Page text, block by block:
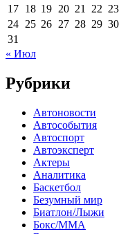
17 18 19 20 21 22 23
24 25 26 27 28 29 30
31
« Июл
Рубрики
Автоновости
Автособытия
Автоспорт
Автоэксперт
Актеры
Аналитика
Баскетбол
Безумный мир
Биатлон/Лыжи
Бокс/MMA